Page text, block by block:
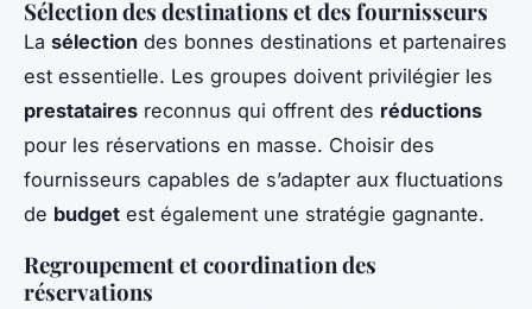
Sélection des destinations et des fournisseurs
La sélection des bonnes destinations et partenaires
est essentielle. Les groupes doivent privilégier les
prestataires reconnus qui offrent des réductions
pour les réservations en masse. Choisir des
fournisseurs capables de s’adapter aux fluctuations
de budget est également une stratégie gagnante.
Regroupement et coordination des
réservations